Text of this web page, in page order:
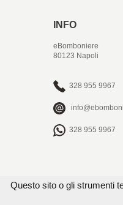
INFO
eBomboniere
80123 Napoli
328 955 9967
328 955 9967
Questo sito o gli strumenti